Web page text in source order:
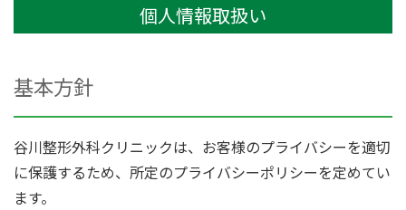
個人情報取扱い
基本方針
谷川整形外科クリニックは、お客様のプライバシーを適切
に保護するため、所定のプライバシーポリシーを定めてい
ます。